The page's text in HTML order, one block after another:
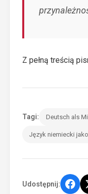
Z pełną treścią
Tagi: Deutsch als
Język niemiecki
Udostępnij: